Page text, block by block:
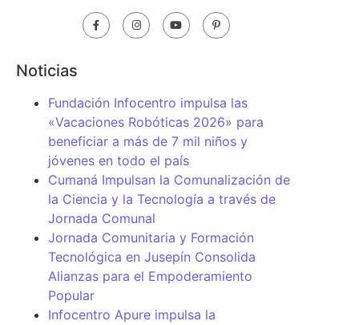
Noticias
Fundación Infocentro impulsa las
«Vacaciones Robóticas 2026» para
beneficiar a más de 7 mil niños y
jóvenes en todo el país
Cumaná Impulsan la Comunalización de
la Ciencia y la Tecnología a través de
Jornada Comunal
Jornada Comunitaria y Formación
Tecnológica en Jusepín Consolida
Alianzas para el Empoderamiento
Popular
Infocentro Apure impulsa la